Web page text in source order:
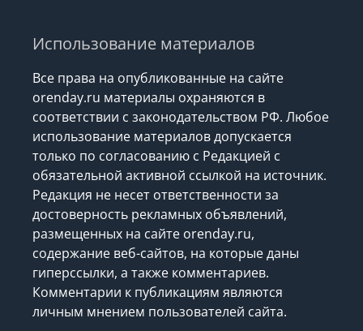
Использование материалов
Все права на опубликованные на сайте
orenday.ru материалы охраняются в
соответствии с законодательством РФ. Любое
использование материалов допускается
только по согласованию с Редакцией с
обязательной активной ссылкой на источник.
Редакция не несет ответственности за
достоверность рекламных объявлений,
размещенных на сайте orenday.ru,
содержание веб-сайтов, на которые даны
гиперссылки, а также комментариев.
Комментарии к публикациям являются
личным мнением пользователей сайта.